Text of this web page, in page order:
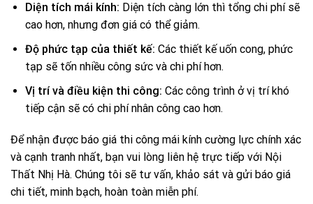
Diện tích mái kính: Diện tích càng lớn thì tổng chi phí sẽ
cao hơn, nhưng đơn giá có thể giảm.
Độ phức tạp của thiết kế: Các thiết kế uốn cong, phức
tạp sẽ tốn nhiều công sức và chi phí hơn.
Vị trí và điều kiện thi công: Các công trình ở vị trí khó
tiếp cận sẽ có chi phí nhân công cao hơn.
Để nhận được báo giá thi công mái kính cường lực chính xác
và cạnh tranh nhất, bạn vui lòng liên hệ trực tiếp với Nội
Thất Nhị Hà. Chúng tôi sẽ tư vấn, khảo sát và gửi báo giá
chi tiết, minh bạch, hoàn toàn miễn phí.